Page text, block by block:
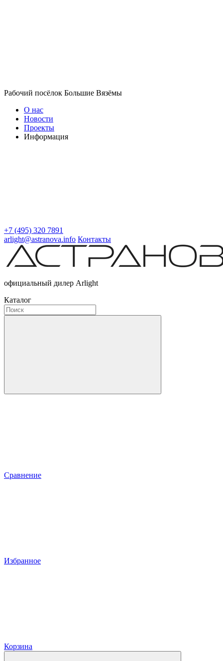
Рабочий посёлок Большие Вязёмы
О нас
Новости
Проекты
Информация
+7 (495) 320 7891
arlight@astranova.info Контакты
официальный дилер Arlight
Каталог
Сравнение
Избранное
Корзина